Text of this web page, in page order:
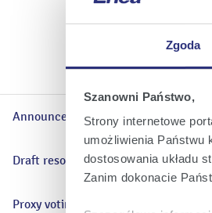
Zgoda
Szanowni Państwo,
Strony internetowe
umożliwienia Państwu
dostosowania układu
Zanim dokonacie
Announcement
Draft resolutions
Proxy voting form